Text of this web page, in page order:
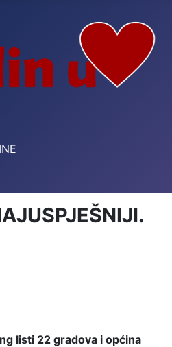
listi 22 gradova i općina